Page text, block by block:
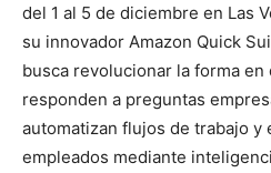
del 1 al 5 de diciembre en Las
su innovador Amazon Quick
busca revolucionar la forma
responden a preguntas
automatizan flujos de trabajo y
empleados mediante